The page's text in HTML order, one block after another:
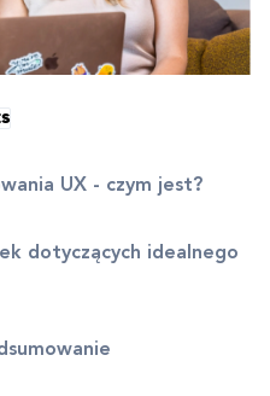
UX - czym jest?
dotyczących idealnego